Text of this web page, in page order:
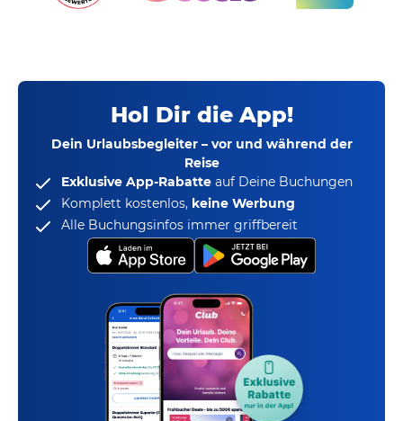
Hol Dir die App!
Dein Urlaubsbegleiter – vor und während der
Reise
Exklusive App-Rabatte auf Deine Buchungen
Komplett kostenlos, keine Werbung
Alle Buchungsinfos immer griffbereit